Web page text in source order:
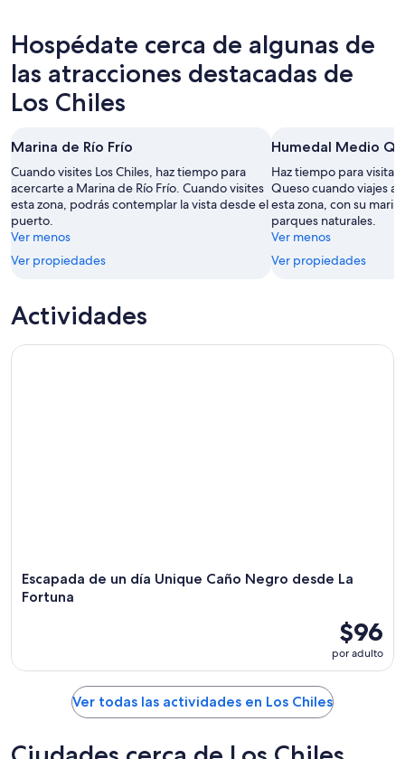
-
ago
por
noche,
11
-
12
ago
para
fin
de
14
-
16
ago
Los
Chiles
para
el
fin
semana,
21
ago
-
23
ago
Hospédate cerca de algunas de
las atracciones destacadas de
Los Chiles
Marina de Río Frío
Cuando visites Los Chiles, haz tiempo para
acercarte a Marina de Río Frío. Cuando visites
esta zona, podrás contemplar la vista desde el
puerto.
Ver menos
Ver propiedades
Humedal Medio
Haz tiempo para
Queso cuando viajes a
esta zona, con su
parques naturales.
Ver menos
Ver propiedades
Actividades
Escapada de un día Unique Caño Negro desde La
Fortuna
$96
por adulto
Escapada de un día Unique Caño Negro desde La Fortuna
Ver todas las actividades en Los Chiles